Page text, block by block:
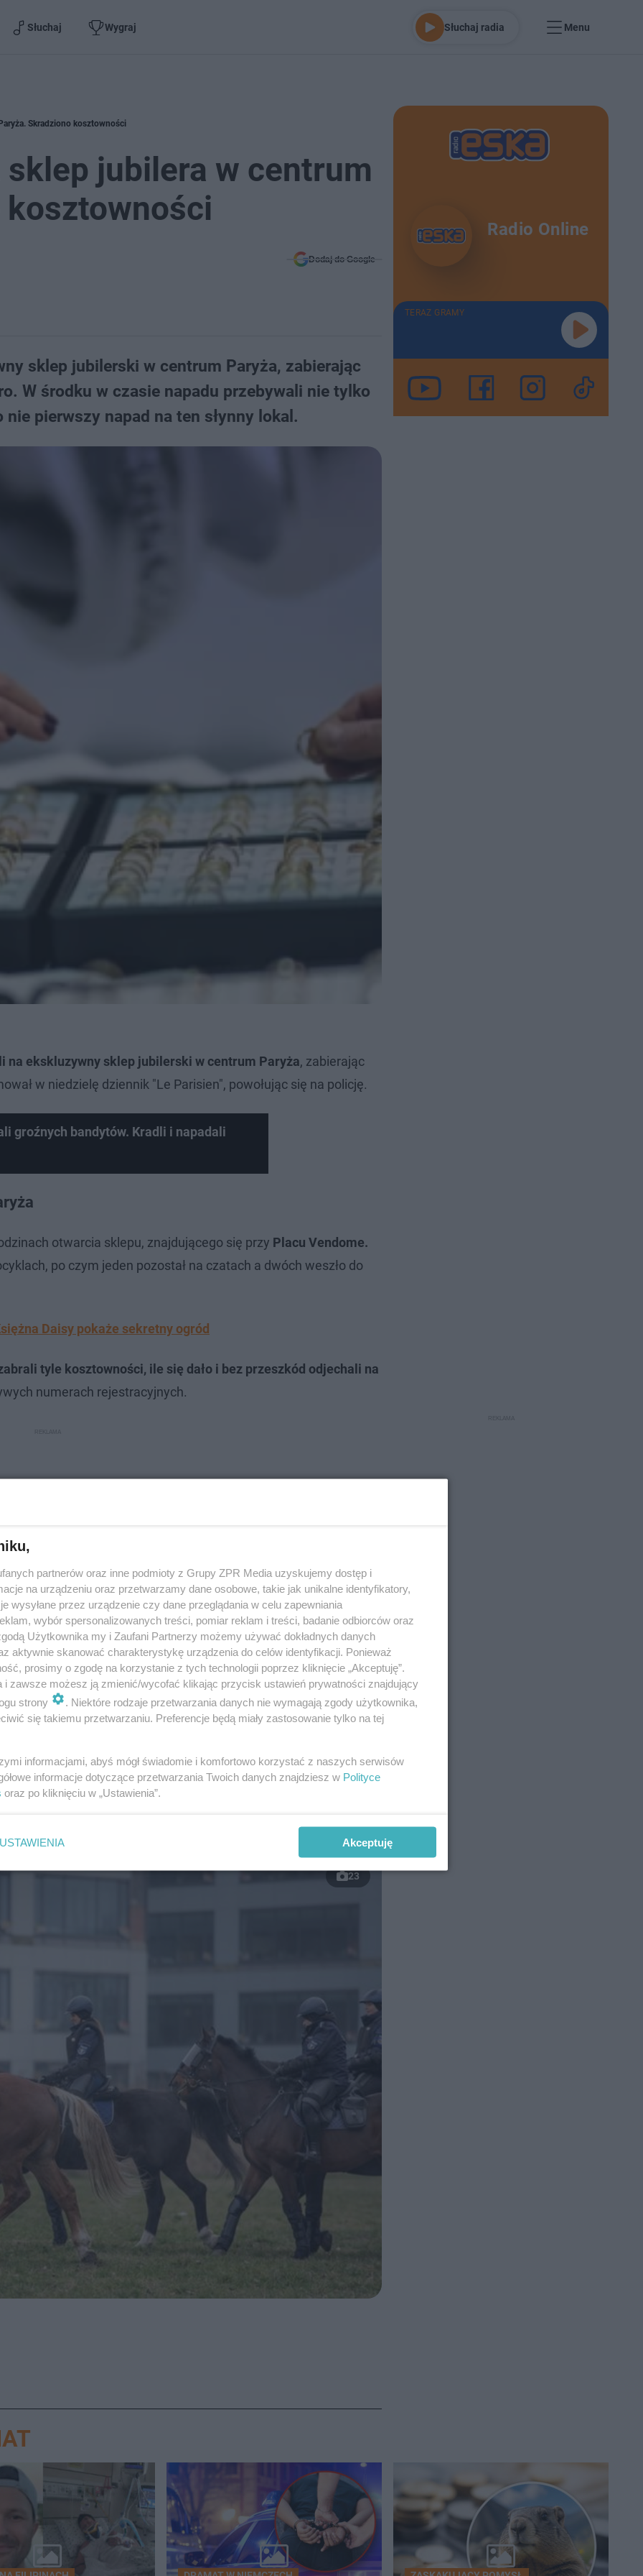
Słuchaj Wygraj Słuchaj radia Menu
Skradziono kosztowności
sklep jubilera w centrum
kosztowności
Dodaj do Google
sklep jubilerski w centrum Paryża, zabierając
W środku w czasie napadu przebywali nie tylko
pierwszy napad na ten słynny lokal.
na ekskluzywny sklep jubilerski w centrum Paryża, zabierając
w niedzielę dziennik "Le Parisien", powołując się na policję.
groźnych bandytów. Kradli i napadali
otwarcia sklepu, znajdującego się przy Placu Vendome.
po czym jeden pozostał na czatach a dwóch weszło do
Daisy pokaże sekretny ogród
tyle kosztowności, ile się dało i bez przeszkód odjechali na
numerach rejestracyjnych.
wielu jego pracowników i klientów.Na razie nie oszacowano
mówią o"wielu milinach euro".
dokonano równie zuchwałego napadu na ten sam sklep.
mln euro.
zwierząt przeszedł atestację
23
Radio Online
TERAZ GRAMY
partnerów oraz inne podmioty z Grupy ZPR Media uzyskujemy dostęp i
na urządzeniu oraz przetwarzamy dane osobowe, takie jak unikalne identyfikatory,
wysyłane przez urządzenie czy dane przeglądania w celu zapewniania
wybór spersonalizowanych treści, pomiar reklam i treści, badanie odbiorców oraz
Użytkownika my i Zaufani Partnerzy możemy używać dokładnych danych
aktywnie skanować charakterystykę urządzenia do celów identyfikacji. Ponieważ
prosimy o zgodę na korzystanie z tych technologii poprzez kliknięcie „Akceptuję”.
i zawsze możesz ją zmienić/wycofać klikając przycisk ustawień prywatności znajdujący
strony
. Niektóre rodzaje przetwarzania danych nie wymagają zgody użytkownika,
się takiemu przetwarzaniu. Preferencje będą miały zastosowanie tylko na tej
informacjami, abyś mógł świadomie i komfortowo korzystać z naszych serwisów
informacje dotyczące przetwarzania Twoich danych znajdziesz w Polityce
oraz po kliknięciu w „Ustawienia”.
USTAWIENIA Akceptuję